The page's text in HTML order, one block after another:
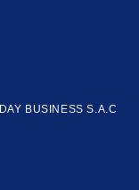
BUSINESS S.A.C